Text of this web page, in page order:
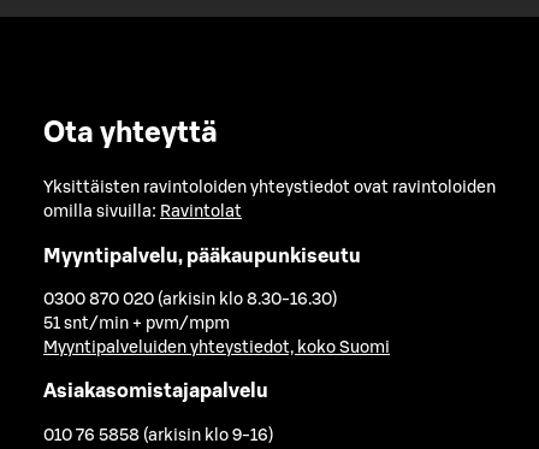
Ota yhteyttä
Yksittäisten ravintoloiden yhteystiedot ovat ravintoloiden
omilla sivuilla: Ravintolat
Myyntipalvelu, pääkaupunkiseutu
0300 870 020 (arkisin klo 8.30-16.30)
51 snt/min + pvm/mpm
Myyntipalveluiden yhteystiedot, koko Suomi
Asiakasomistajapalvelu
010 76 5858 (arkisin klo 9-16)